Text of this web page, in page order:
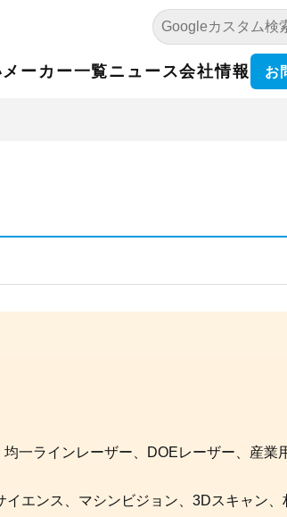
ーカー一覧ニュース会社情報 お
一ラインレーザー、DOEレーザー、産業
エンス、マシンビジョン、3Dスキャン